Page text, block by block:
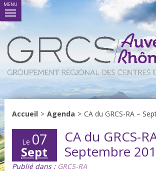
MENU
Accueil > Agenda > CA du GRCS-RA –
Le 07
Sept
CA du GRCS-
Septembre
Publié dans : GRCS-RA